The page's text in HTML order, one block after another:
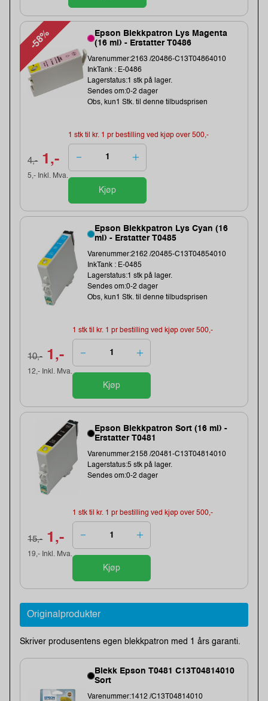
-58%
Epson Blekkpatron Lys Magenta
(16 ml) - Erstatter T0486
Varenummer:2163 /20486-C13T04864010
InkTank : E-0486
Lagerstatus:1 stk på lager.
Sendes om:0-2 dager
Obs, kun1 Stk. til denne tilbudsprisen
4,- 1,-
5,- Inkl. Mva.
1 stk til kr. 1 pr bestilling ved kjøp over 500,-
Kjøp
Epson Blekkpatron Lys Cyan (16
ml) - Erstatter T0485
Varenummer:2162 /20485-C13T04854010
InkTank : E-0485
Lagerstatus:1 stk på lager.
Sendes om:0-2 dager
Obs, kun1 Stk. til denne tilbudsprisen
10,- 1,-
12,- Inkl. Mva.
1 stk til kr. 1 pr bestilling ved kjøp over 500,-
Kjøp
Epson Blekkpatron Sort (16 ml) -
Erstatter T0481
Varenummer:2158 /20481-C13T04814010
Lagerstatus:5 stk på lager.
Sendes om:0-2 dager
15,- 1,-
19,- Inkl. Mva.
1 stk til kr. 1 pr bestilling ved kjøp over 500,-
Kjøp
Originalprodukter
Skriver produsentens egen blekkpatron med 1 års garanti.
Blekk Epson T0481 C13T04814010
Sort
Varenummer:1412 /C13T04814010